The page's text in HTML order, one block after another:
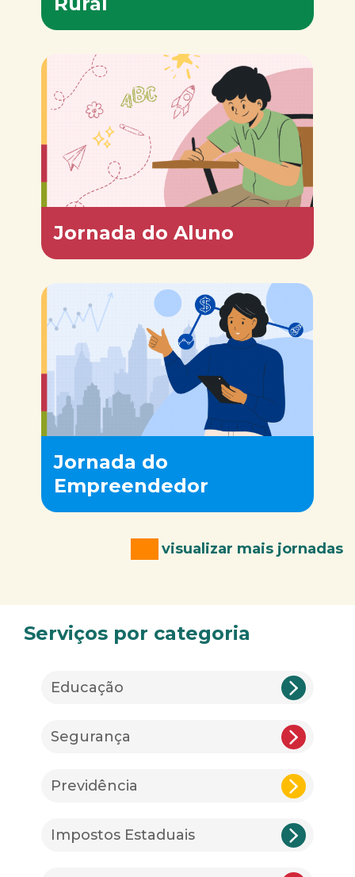
Jornada do Aluno
Jornada do
Empreendedor
visualizar mais jornadas
Serviços por categoria
Educação
Segurança
Previdência
Impostos Estaduais